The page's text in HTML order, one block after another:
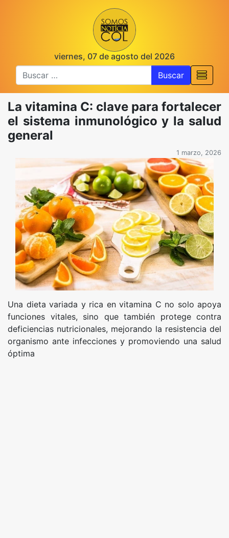
viernes, 07 de agosto del 2026
Buscar
La vitamina C: clave para fortalecer
el sistema inmunológico y la salud
general
1 marzo, 2026
Una dieta variada y rica en vitamina C no solo apoya
funciones vitales, sino que también protege contra
deficiencias nutricionales, mejorando la resistencia del
organismo ante infecciones y promoviendo una salud
óptima